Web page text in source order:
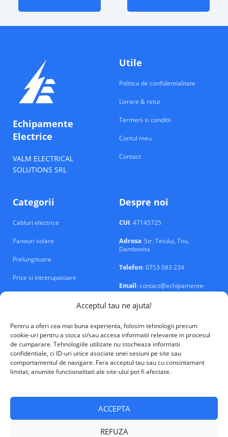
Acceptul tau ne ajuta!
Pentru a oferi cea mai buna experienta, folosim tehnologii precum
cookie-uri pentru a stoca si/sau accesa informatii relevante in procesul
de cumparare. Tehnologiile utilizate nu stocheaza informatii
confidentiale, ci ID-uri unice asociate unei sesiuni pe site sau
comportamentul de navigare. Fara acceptul tau sau cu consintamant
limitat, anumite functionalitati ale site-ului pot fi afectate.
ACCEPTA
REFUZA
Echipamente
Electrice
VALM ELECTRICAL
SOLUTIONS SRL
Utile
Politica de confidentialitate
Livrare & retur
Termeni si conditii
Contul meu
Contact
Categorii
Cabluri electrice
Panouri solare
Prelungitoare
Prize si intrerupatoare
Despre noi
CUI: 47145725
Adresa: Str. Teiului, Titu,
Dambovita
Telefon: 0753 083 234
Email: contact@echipamente-
electrice.ro
VALM Electrical Solutions © 2026